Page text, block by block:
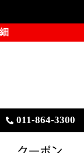
011-864-3300